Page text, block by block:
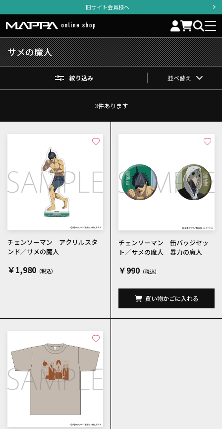
旧サイト会員様へ
サメの魔人
絞り込み 並べ替え
3件あります
チェンソーマン アクリルスタ
ンド／サメの魔人
￥1,980
チェンソーマン 缶バッジセッ
ト／サメの魔人 暴力の魔人
￥990
買い物かごに入れる